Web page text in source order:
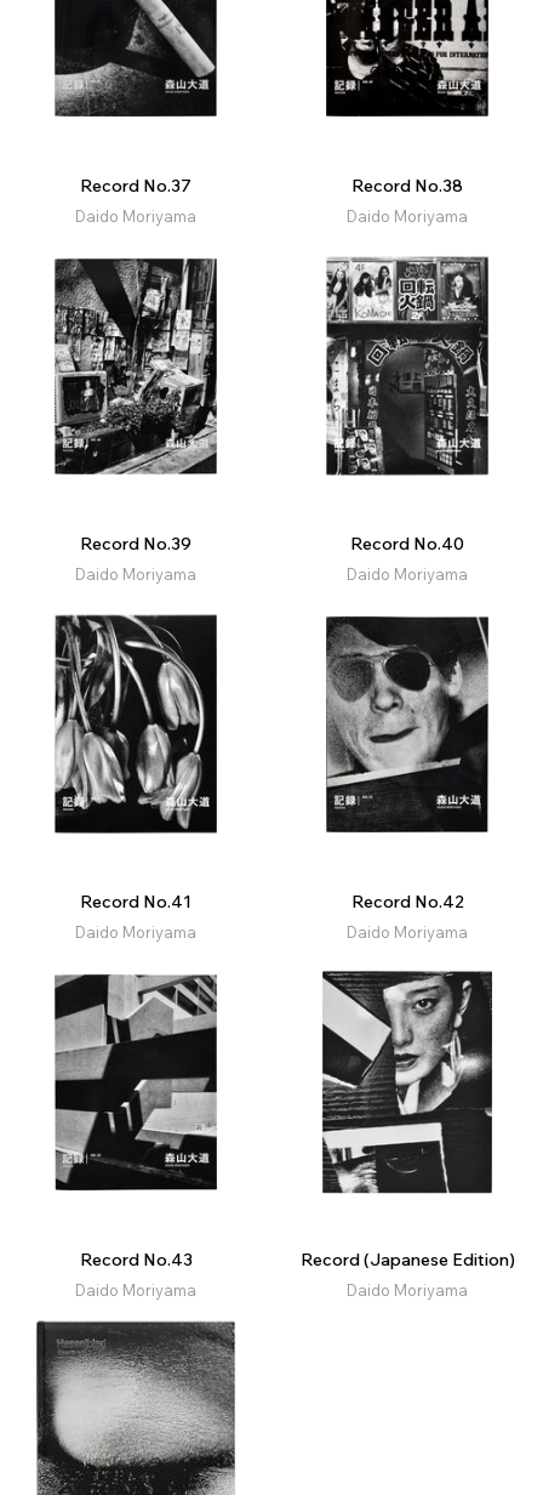
Record No.37
Daido Moriyama
Record No.38
Daido Moriyama
Record No.39
Daido Moriyama
Record No.40
Daido Moriyama
Record No.41
Daido Moriyama
Record No.42
Daido Moriyama
Record No.43
Daido Moriyama
Record (Japanese Edition)
Daido Moriyama